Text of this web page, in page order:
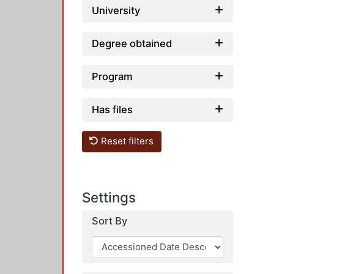
University
Degree obtained
Program
Has files
Reset filters
Settings
Sort By